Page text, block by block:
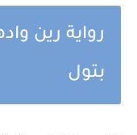
رواية رين
بتول